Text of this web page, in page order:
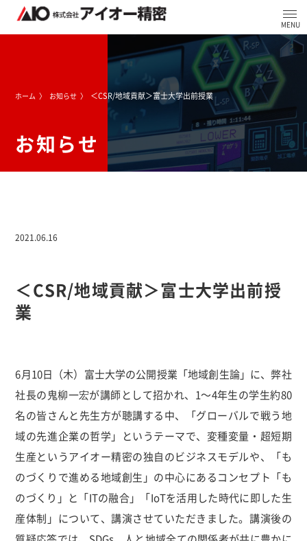
ホーム お知らせ ＜CSR/地域貢献＞富士大学出前授業
お知らせ
2021.06.16
＜CSR/地域貢献＞富士大学出前授
業
6月10日（木）富士大学の公開授業「地域創生論」に、弊社
社長の鬼柳一宏が講師として招かれ、1～4年生の学生約80
名の皆さんと先生方が聴講する中、「グローバルで戦う地
域の先進企業の哲学」というテーマで、変種変量・超短期
生産というアイオー精密の独自のビジネスモデルや、「も
のづくりで進める地域創生」の中心にあるコンセプト「も
のづくり」と「ITの融合」「IoTを活用した時代に即した生
産体制」について、講演させていただきました。講演後の